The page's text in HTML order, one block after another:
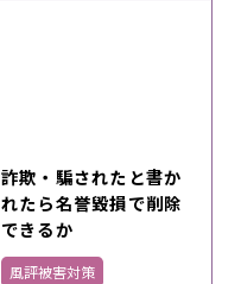
詐欺・騙されたと書か
れたら名誉毀損で削除
できるか
風評被害対策